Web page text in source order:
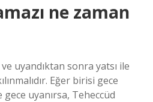
ne zaman
uyandıktan sonra yatsı ile
Eğer birisi gece
gece uyanırsa, Teheccüd